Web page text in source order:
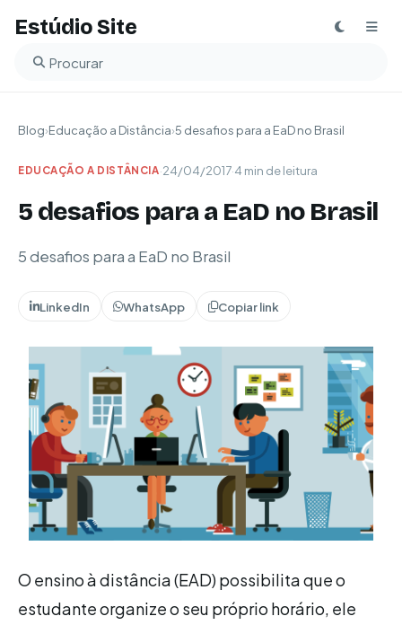
Estúdio Site
Buscar no blog
Blog›Educação a Distância›5 desafios para a EaD no Brasil
EDUCAÇÃO A DISTÂNCIA·24/04/2017·4 min de leitura
5 desafios para a EaD no Brasil
5 desafios para a EaD no Brasil
LinkedIn WhatsApp Copiar link
O ensino à distância (EAD) possibilita que o
estudante organize o seu próprio horário, ele